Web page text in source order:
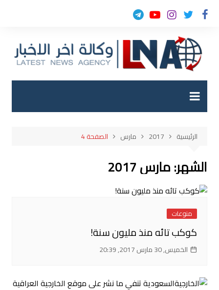
التجاوز
الرئيسية 2017 مارس الصفحة 4
الشهر:مارس 2017
منوعات
كوكب تائه منذ مليون سنة!
الخميس, 30 مارس 2017, 20:39